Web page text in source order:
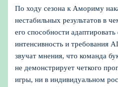
По ходу сезона к Амориму
нестабильных результатов в
его способности адаптировать
интенсивность и требования
звучат мнения, что команда
не демонстрирует четкого
игры, ни в индивидуальном